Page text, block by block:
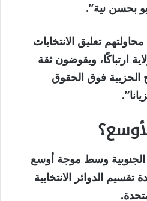
بحسن نية”.
تعليق الانتخابات
ارتباكًا، ويقوضون ثقة
الحزبية فوق الحقوق
الجنوبية وسط موجة أوسع
تقسيم الدوائر الانتخابية